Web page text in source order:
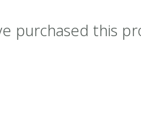
purchased this